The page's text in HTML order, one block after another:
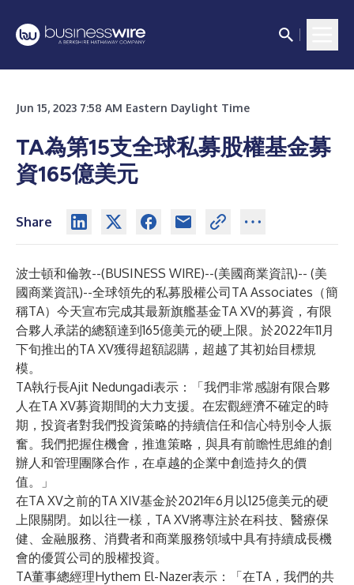
Jun 15, 2023 7:58 AM Eastern Daylight Time
TA為第15支全球私募股權基金募
資165億美元
Share
波士頓和倫敦--(BUSINESS WIRE)--(美國商業資訊)-- (美
國商業資訊)--全球領先的私募股權公司TA Associates（簡
稱TA）今天宣布完成其最新旗艦基金TA XV的募資，有限
合夥人承諾的總額達到165億美元的硬上限。於2022年11月
下旬推出的TA XV獲得超額認購，超越了其初始目標規
模。
TA執行長Ajit Nedungadi表示：「我們非常感謝有限合夥
人在TA XV募資期間的大力支援。在宏觀經濟不確定的時
期，投資者對我們投資策略的持續信任和信心特別令人振
奮。我們把握住機會，推進策略，與具有前瞻性思維的創
辦人和管理團隊合作，在卓越的企業中創造持久的價
值。」
在TA XV之前的TA XIV基金於2021年6月以125億美元的硬
上限關閉。如以往一樣，TA XV將專注於在科技、醫療保
健、金融服務、消費者和商業服務領域中具有持續成長機
會的優質公司的股權投資。
TA董事總經理Hythem El-Nazer表示：「在TA，我們的共